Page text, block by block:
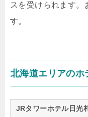
スを受けられます。
す。
北海道エリアのホ
JRタワーホテル日光